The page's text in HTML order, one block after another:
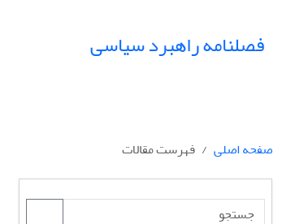
فصلنامه راهبرد سیاسی
صفحه اصلی
فهرست مقالات